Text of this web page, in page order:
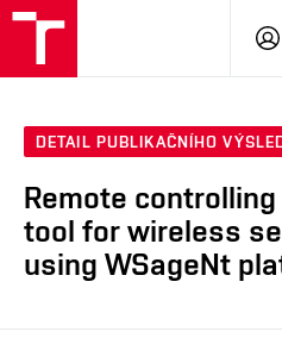
DETAIL PUBLIKAČNÍHO
Remote
tool for wireless
using WSageNt